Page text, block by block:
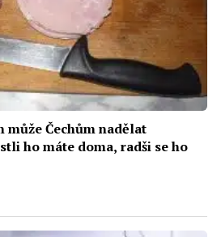
může Čechům nadělat
ho máte doma, radši se ho